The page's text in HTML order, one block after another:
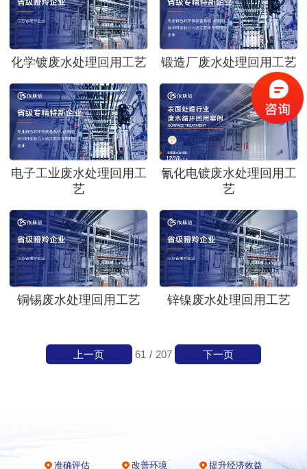
化学镀废水处理回用工艺 锻造厂废水处理回用工艺
电子工业废水处理回用工
艺
氰化电镀废水处理回用工
艺
铜锡废水处理回用工艺 锌镍废水处理回用工艺
61 / 207
上一页 下一页
准确评估 改善环境 提升经济效益